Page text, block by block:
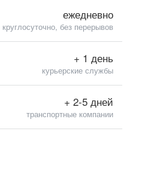
ежедневно
круглосуточно, без перерывов
+ 1 день
курьерские службы
+ 2-5 дней
транспортные компании